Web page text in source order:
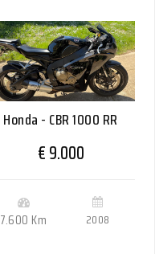
Honda - CBR 1000 RR
€ 9.000
7.600 Km 2008